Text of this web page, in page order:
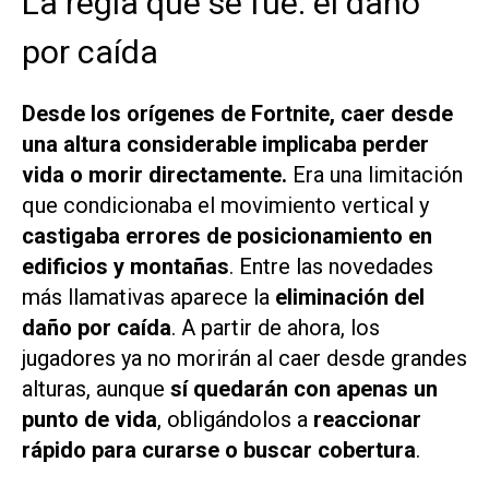
por caída
Desde los orígenes de Fortnite, caer desde
una altura considerable implicaba perder
vida o morir directamente. Era una limitación
que condicionaba el movimiento vertical y
castigaba errores de posicionamiento en
edificios y montañas. Entre las novedades
más llamativas aparece la eliminación del
daño por caída. A partir de ahora, los
jugadores ya no morirán al caer desde grandes
alturas, aunque sí quedarán con apenas un
punto de vida, obligándolos a reaccionar
rápido para curarse o buscar cobertura.